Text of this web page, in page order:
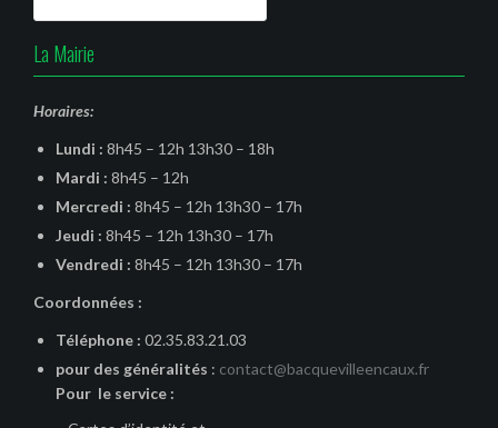
La Mairie
Horaires:
Lundi : 8h45 – 12h 13h30 – 18h
Mardi : 8h45 – 12h
Mercredi : 8h45 – 12h 13h30 – 17h
Jeudi : 8h45 – 12h 13h30 – 17h
Vendredi : 8h45 – 12h 13h30 – 17h
Coordonnées :
Téléphone : 02.35.83.21.03
pour des généralités : contact@bacquevilleencaux.fr
Pour le service :